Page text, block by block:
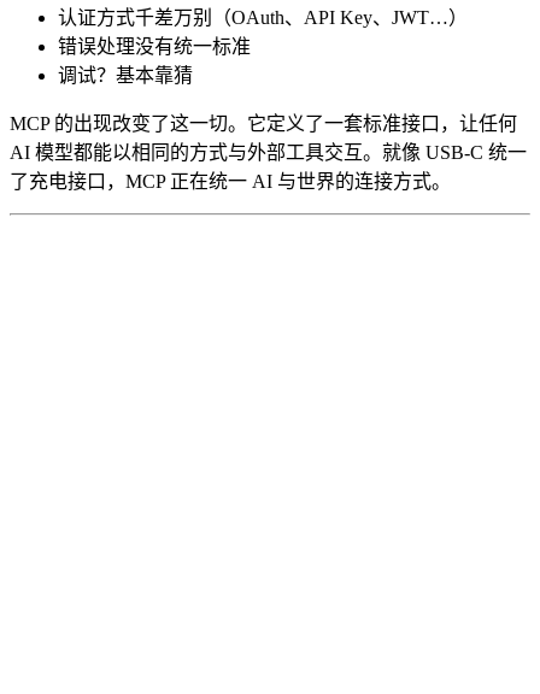
认证方式千差万别（OAuth、API Key、JWT…）
错误处理没有统一标准
调试？基本靠猜
MCP 的出现改变了这一切。它定义了一套标准接口，让任何
AI 模型都能以相同的方式与外部工具交互。就像 USB-C 统一
了充电接口，MCP 正在统一 AI 与世界的连接方式。